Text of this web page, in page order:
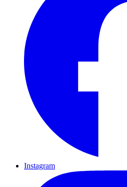
Instagram